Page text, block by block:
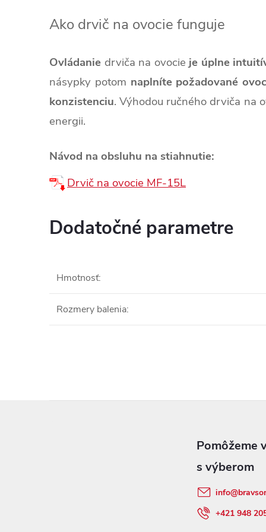
Ako drvič na ovocie funguje
Ovládanie drviča na ovocie je úplne
násypky potom naplníte požadované
konzistenciu. Výhodou ručného drviča na
energii.
Návod na obsluhu na stiahnutie:
Drvič na ovocie MF-15L
Dodatočné parametre
Hmotnosť:
Rozmery balenia:
info@
+421 948